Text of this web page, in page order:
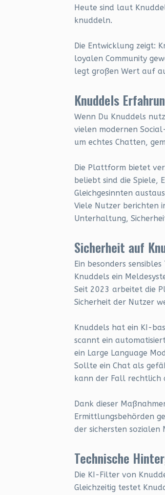
Heute sind laut
knuddeln.
Die Entwicklung zeigt:
loyalen Community
legt großen Wert auf
Knuddels
Wenn Du Knuddels
vielen modernen
um echtes Chatten,
Die Plattform bietet
beliebt sind die Spiele,
Gleichgesinnten
Viele Nutzer berichten
Unterhaltung,
Sicherheit auf
Ein besonders
Knuddels ein
Seit 2023 arbeitet die
Sicherheit der Nutzer
Knuddels hat ein KI-
scannt ein
ein Large Language
Sollte ein Chat als
kann der Fall rechtlich
Dank dieser
Ermittlungsbehörden
der sichersten
Technische
Die KI-Filter von
Gleichzeitig testet